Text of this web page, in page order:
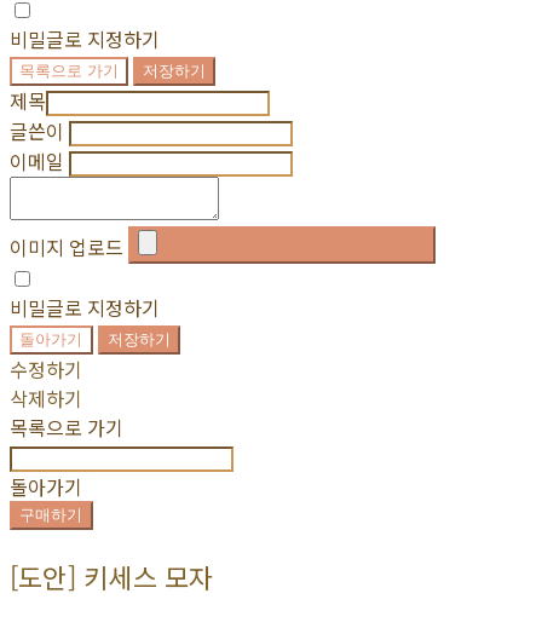
비밀글로 지정하기
목록으로 가기 저장하기
제목
글쓴이
이메일
이미지 업로드
비밀글로 지정하기
돌아가기 저장하기
수정하기
삭제하기
목록으로 가기
돌아가기
구매하기
[도안] 키세스 모자